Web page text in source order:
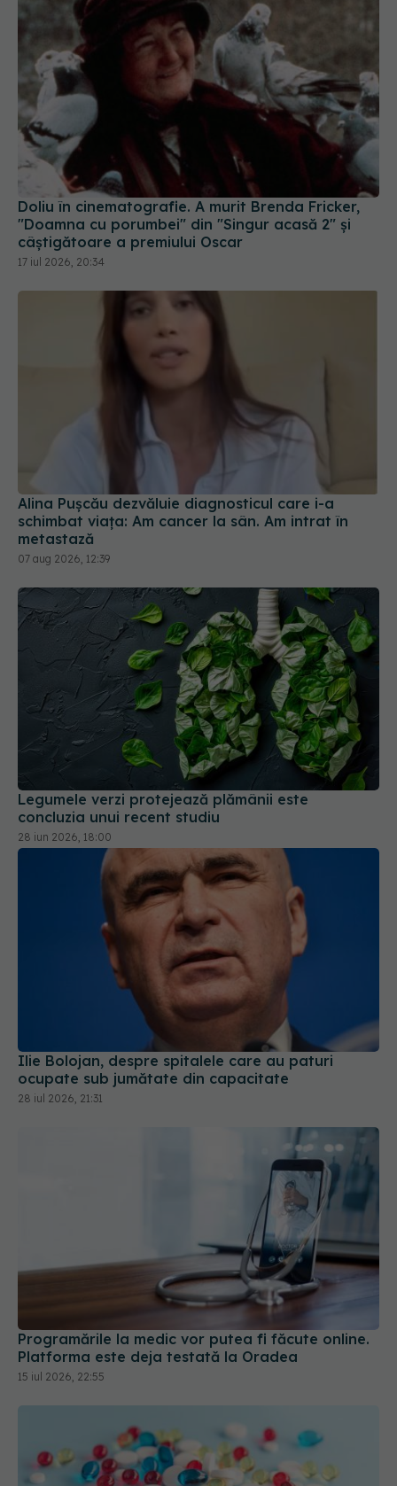
Doliu în cinematografie. A murit Brenda Fricker,
"Doamna cu porumbei" din "Singur acasă 2" și
câștigătoare a premiului Oscar
17 iul 2026, 20:34
Alina Pușcău dezvăluie diagnosticul care i-a
schimbat viața: Am cancer la sân. Am intrat în
metastază
07 aug 2026, 12:39
Legumele verzi protejează plămânii este
concluzia unui recent studiu
28 iun 2026, 18:00
Ilie Bolojan, despre spitalele care au paturi
ocupate sub jumătate din capacitate
28 iul 2026, 21:31
Programările la medic vor putea fi făcute online.
Platforma este deja testată la Oradea
15 iul 2026, 22:55